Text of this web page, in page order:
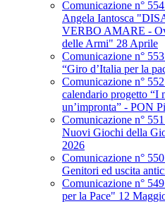
Comunicazione n°
Angela Iantosca
VERBO AMARE -
delle Armi" 28 Aprile
Comunicazione n°
“Giro d’Italia per la
Comunicazione n°
calendario progetto “I
un’impronta” - PON
Comunicazione n°
Nuovi Giochi della
2026
Comunicazione n°
Genitori ed uscita
Comunicazione n°
per la Pace" 12